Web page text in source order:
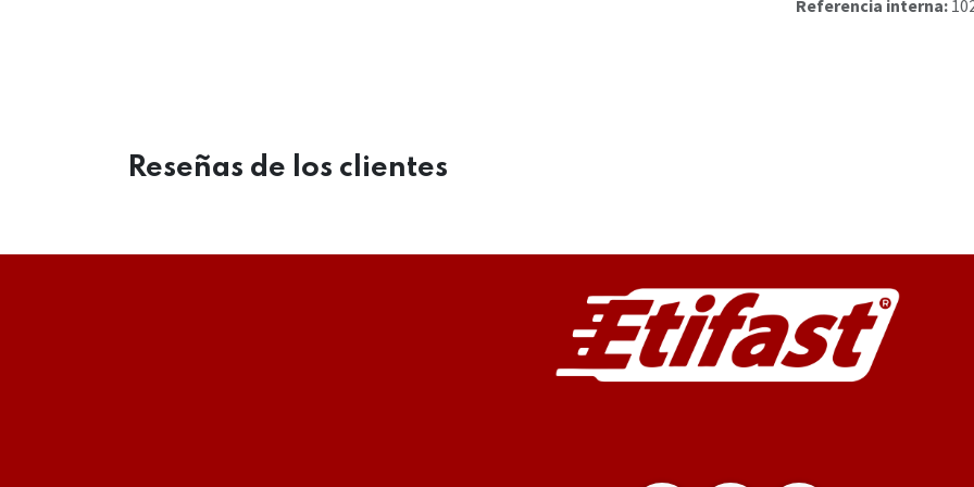
Referencia interna:
Reseñas de los clientes